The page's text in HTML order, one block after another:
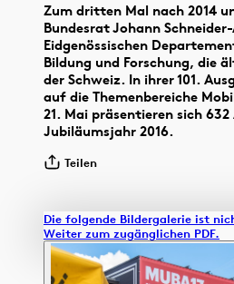
Zum dritten Mal nach 2014
Bundesrat Johann
Eidgenössischen
Bildung und Forschung, die
der Schweiz. In ihrer 101.
auf die Themenbereiche
21. Mai präsentieren sich
Jubiläumsjahr 2016.
Teilen
Die folgende Bildergalerie ist
Weiter zum zugänglichen PDF.